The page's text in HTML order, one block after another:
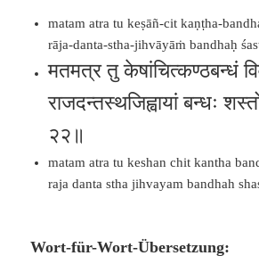
matam atra tu keṣāñ-cit kaṇṭha-
rāja-danta-stha-jihvāyāṁ bandhaḥ
मतमत्र तु केषांचित्कण्ठबन्धं
राजदन्तस्थजिह्वायां बन्धः
२२॥
matam atra tu keshan chit kantha
raja danta stha jihvayam bandhah
Wort-für-Wort-Übersetzung: